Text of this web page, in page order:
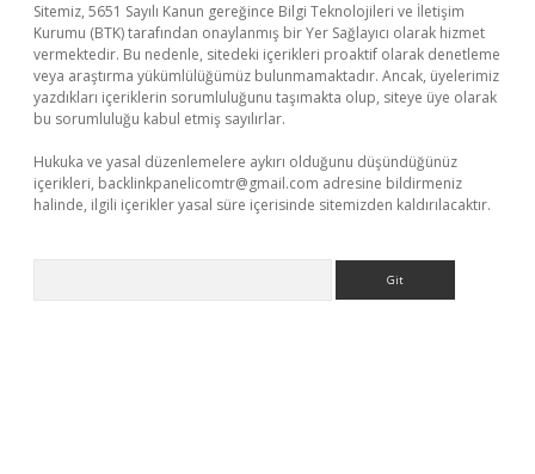
Sitemiz, 5651 Sayılı Kanun gereğince Bilgi Teknolojileri ve İletişim
Kurumu (BTK) tarafından onaylanmış bir Yer Sağlayıcı olarak hizmet
vermektedir. Bu nedenle, sitedeki içerikleri proaktif olarak denetleme
veya araştırma yükümlülüğümüz bulunmamaktadır. Ancak, üyelerimiz
yazdıkları içeriklerin sorumluluğunu taşımakta olup, siteye üye olarak
bu sorumluluğu kabul etmiş sayılırlar.
Hukuka ve yasal düzenlemelere aykırı olduğunu düşündüğünüz
içerikleri, backlinkpanelicomtr@gmail.com adresine bildirmeniz
halinde, ilgili içerikler yasal süre içerisinde sitemizden kaldırılacaktır.